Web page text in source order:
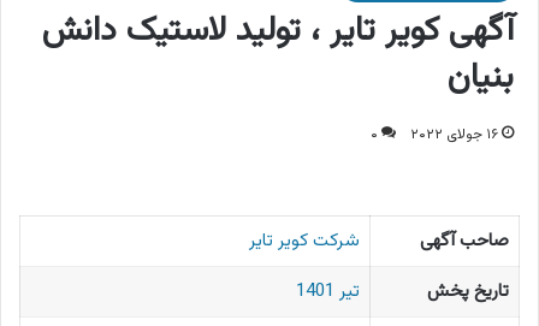
آگهی کویر تایر ، تولید لاستیک دانش
بنیان
۱۶ جولای ۲۰۲۲ ۰
صاحب آگهی
شرکت کویر تایر
تاریخ پخش
تیر 1401